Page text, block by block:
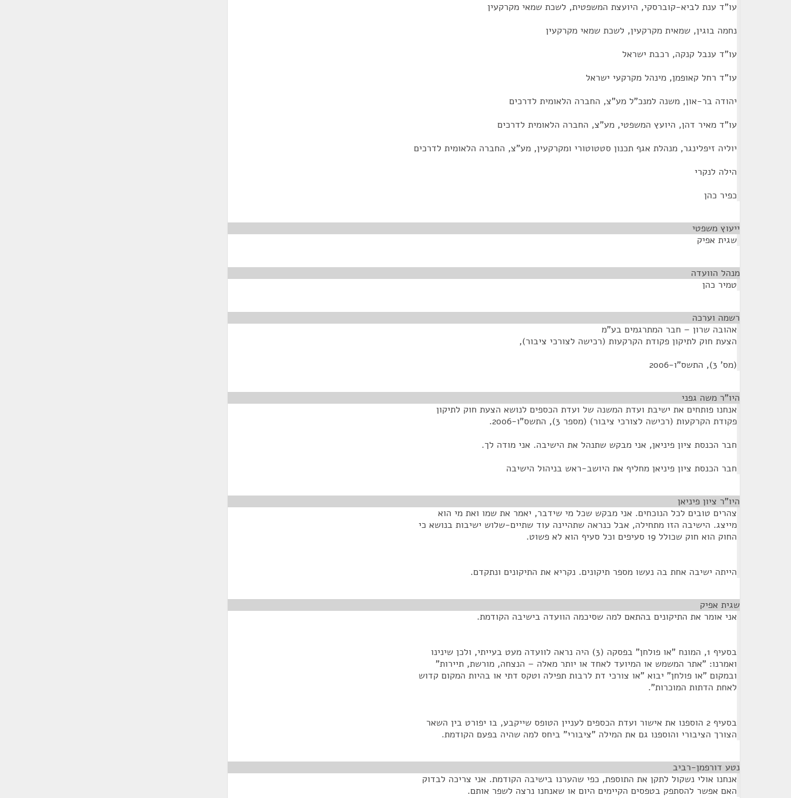
עו"ד ענת לביא-קוברסקי, היועצת המשפטית, לשכת שמאי מקרקעין
נחמה בוגין, שמאית מקרקעין, לשכת שמאי מקרקעין
עו"ד ענבל קנקה, רכבת ישראל
עו"ד רחל קאופמן, מינהל מקרקעי ישראל
יהודה בר-און, משנה למנכ"ל מע"צ, החברה הלאומית לדרכים
עו"ד מאיר דהן, היועץ המשפטי, מע"צ, החברה הלאומית לדרכים
יוליה זיפלינגר, מנהלת אגף תכנון סטטוטורי ומקרקעין, מע"צ, החברה הלאומית לדרכים
הילה לנקרי
כפיר כהן
ייעוץ משפטי
שגית אפיק
מנהל הוועדה
טמיר כהן
רשמה וערכה
אהובה שרון – חבר המתרגמים בע"מ
הצעת חוק לתיקון פקודת הקרקעות (רכישה לצורכי ציבור),
(מס' 3), התשס"ו-2006
היו"ר משה גפני
אנחנו פותחים את ישיבת ועדת המשנה של ועדת הכספים לנושא הצעת חוק לתיקון
פקודת הקרקעות (רכישה לצורכי ציבור) (מספר 3), התשס"ו-2006.
חבר הכנסת ציון פיניאן, אני מבקש שתנהל את הישיבה. אני מודה לך.
חבר הכנסת ציון פיניאן מחליף את היושב-ראש בניהול הישיבה
היו"ר ציון פיניאן
צהרים טובים לכל הנוכחים. אני מבקש שכל מי שידבר, יאמר את שמו ואת מי הוא
מייצג. הישיבה הזו מתחילה, אבל כנראה שתהיינה עוד שתיים-שלוש ישיבות בנושא כי
החוק הוא חוק שכולל 19 סעיפים וכל סעיף הוא לא פשוט.
הייתה ישיבה אחת בה נעשו מספר תיקונים. נקריא את התיקונים ונתקדם.
שגית אפיק
אני אומר את התיקונים בהתאם למה שסיכמה הוועדה בישיבה הקודמת.
בסעיף 1, המונח "או פולחן" בפסקה (3) היה נראה לוועדה מעט בעייתי, ולכן שינינו
ואמרנו: "אתר המשמש או המיועד לאחד או יותר מאלה – הנצחה, מורשת, תיירות"
ובמקום "או פולחן" יבוא "או צורכי דת לרבות תפילה וטקס דתי או בהיות המקום קדוש
לאחת הדתות המוכרות".
בסעיף 2 הוספנו את אישור ועדת הכספים לעניין הטופס שייקבע, בו יפורט בין השאר
הצורך הציבורי והוספנו גם את המילה "ציבורי" ביחס למה שהיה בפעם הקודמת.
נטע דורפמן-רביב
אנחנו אולי נשקול לתקן את התוספת, כפי שהערנו בישיבה הקודמת. אני צריכה לבדוק
האם אפשר להסתפק בטפסים הקיימים היום או שאנחנו נרצה לשפר אותם.